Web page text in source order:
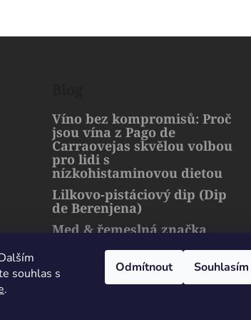
souhlas s
.
Odmítnout Souhlasím
Víno bez kompromisů: Proč
jsou vína z Pago de
Carraovejas skvělou volbou
pro lidi s
nízkohistaminovou dietou
Lilkovo-pistáciový dip (Dip
de Berenjena)
Med & řemeslná značka
harmonie přírody a luxusu